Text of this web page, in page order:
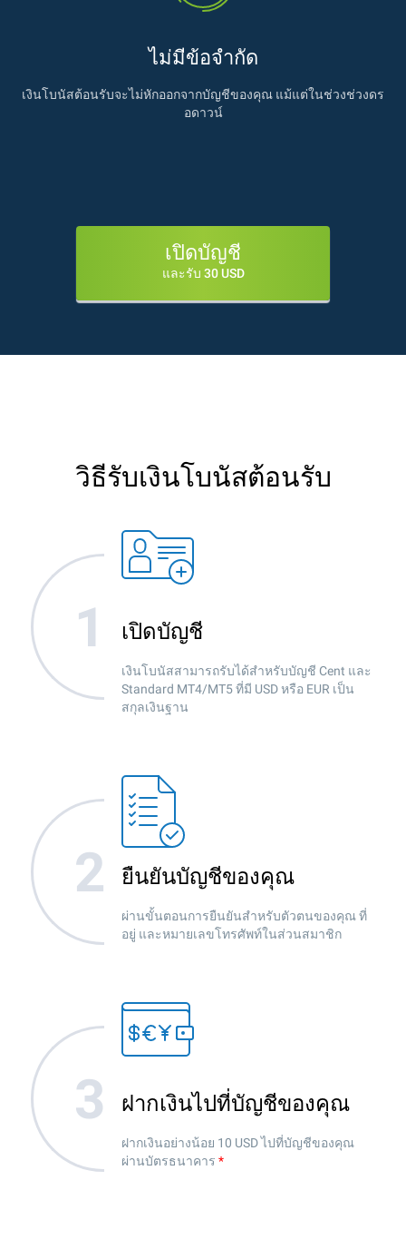
ไม่มีข้อจำกัด
เงินโบนัสต้อนรับจะไม่หักออกจากบัญชีของคุณ แม้แต่ในช่วงช่วงดร
อดาวน์
เปิดบัญชี
และรับ 30 USD
วิธีรับเงินโบนัสต้อนรับ
เปิดบัญชี
เงินโบนัสสามารถรับได้สำหรับบัญชี Cent และ
Standard MT4/MT5 ที่มี USD หรือ EUR เป็น
สกุลเงินฐาน
ยืนยันบัญชีของคุณ
ผ่านขั้นตอนการยืนยันสำหรับตัวตนของคุณ ที่
อยู่ และหมายเลขโทรศัพท์ในส่วนสมาชิก
ฝากเงินไปที่บัญชีของคุณ
ฝากเงินอย่างน้อย 10 USD ไปที่บัญชีของคุณ
ผ่านบัตรธนาคาร *